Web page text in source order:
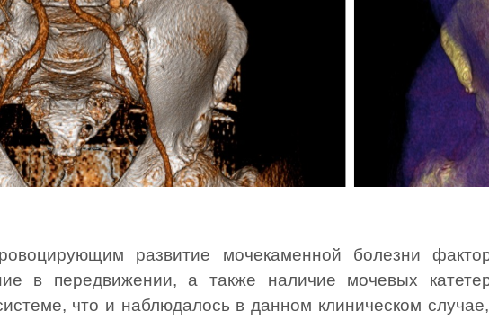
развитие мочекаменной болезни
в передвижении, а также наличие мочевых
что и наблюдалось в данном клиническом